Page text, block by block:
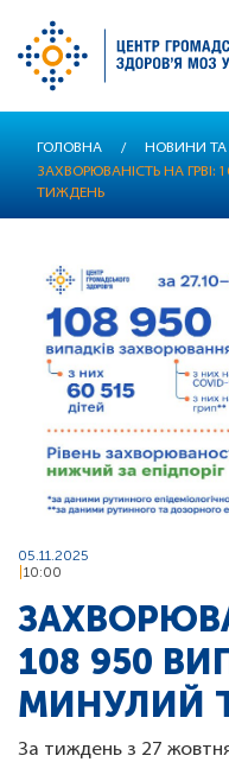
ГОЛОВНА / НОВИНИ ТА
ЗАХВОРЮВАНІСТЬ НА ГРВІ:
ТИЖДЕНЬ
05.11.2025
10:00
108 950
МИНУЛИЙ
За тиждень з 27